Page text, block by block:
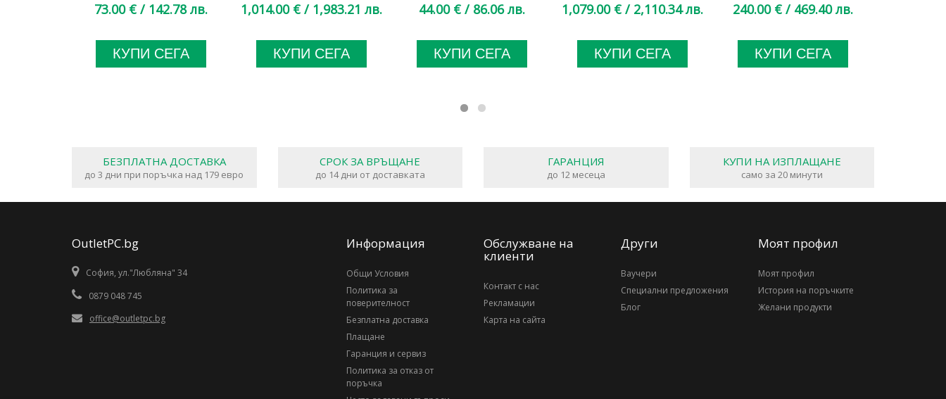
73.00 € / 142.78 лв.
КУПИ СЕГА
1,014.00 € / 1,983.21 лв.
КУПИ СЕГА
44.00 € / 86.06 лв.
КУПИ СЕГА
1,079.00 € / 2,110.34 лв.
КУПИ СЕГА
240.00 € / 469.40 лв.
КУПИ СЕГА
БЕЗПЛАТНА ДОСТАВКА
до 3 дни при поръчка над 179 евро
СРОК ЗА ВРЪЩАНЕ
до 14 дни от доставката
ГАРАНЦИЯ
до 12 месеца
КУПИ НА ИЗПЛАЩАНЕ
само за 20 минути
OutletPC.bg
София, ул."Любляна" 34
0879 048 745
office@outletpc.bg
Информация
Общи Условия
Политика за
поверителност
Безплатна доставка
Плащане
Гаранция и сервиз
Политика за отказ от
поръчка
Обслужване на
клиенти
Контакт с нас
Рекламации
Карта на сайта
Други
Ваучери
Специални предложения
Блог
Моят профил
Моят профил
История на поръчките
Желани продукти